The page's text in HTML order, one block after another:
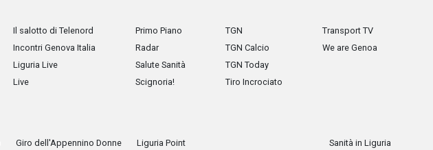
Il salotto di Telenord
Incontri Genova Italia
Liguria Live
Live
Primo Piano
Radar
Salute Sanità
Scignoria!
TGN
TGN Calcio
TGN Today
Tiro Incrociato
Transport TV
We are Genoa
Giro dell'Appennino Donne
Liguria Point
Sanità in Liguria